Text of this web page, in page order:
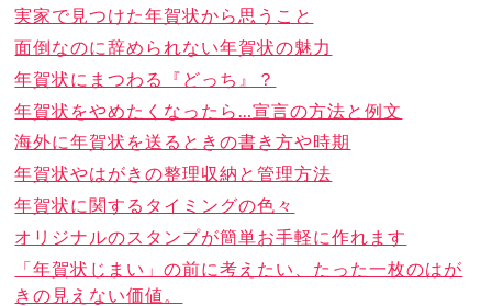
実家で見つけた年賀状から思うこと
面倒なのに辞められない年賀状の魅力
年賀状にまつわる『どっち』？
年賀状をやめたくなったら…宣言の方法と例文
海外に年賀状を送るときの書き方や時期
年賀状やはがきの整理収納と管理方法
年賀状に関するタイミングの色々
オリジナルのスタンプが簡単お手軽に作れます
「年賀状じまい」の前に考えたい、たった一枚のはが
きの見えない価値。